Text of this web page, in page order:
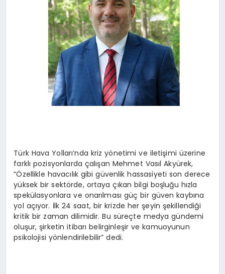
Türk Hava Yolları’nda kriz yönetimi ve iletişimi üzerine
farklı pozisyonlarda çalışan Mehmet Vasıl Akyürek,
“Özellikle havacılık gibi güvenlik hassasiyeti son derece
yüksek bir sektörde, ortaya çıkan bilgi boşluğu hızla
spekülasyonlara ve onarılması güç bir güven kaybına
yol açıyor. İlk 24 saat, bir krizde her şeyin şekillendiği
kritik bir zaman dilimidir. Bu süreçte medya gündemi
oluşur, şirketin itibarı belirginleşir ve kamuoyunun
psikolojisi yönlendirilebilir” dedi.